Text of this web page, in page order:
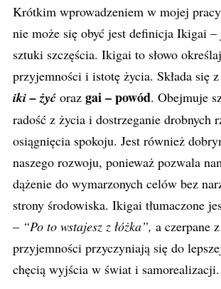
Krótkim wprowadzeniem w mojej
nie może się obyć jest definicja Ikigai –
sztuki szczęścia. Ikigai to słowo
przyjemności i istotę życia. Składa się
iki – żyć oraz gai – powód. Obejmuje
radość z życia i dostrzeganie drobnych
osiągnięcia spokoju. Jest również
naszego rozwoju, ponieważ pozwala
dążenie do wymarzonych celów bez
strony środowiska. Ikigai tłumaczone
– “Po to wstajesz z łóżka”, a czerpane
przyjemności przyczyniają się do
chęcią wyjścia w świat i samorealizacji.